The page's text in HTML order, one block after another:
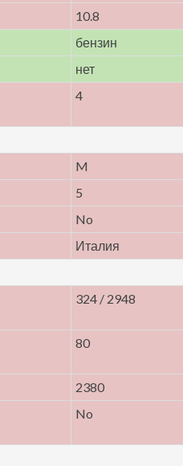
10.8
бензин
нет
4
M
5
No
Италия
324 / 2948
80
2380
No